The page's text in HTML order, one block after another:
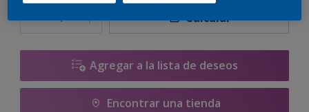
Calcular
Agregar a la lista de deseos
Encontrar una tienda